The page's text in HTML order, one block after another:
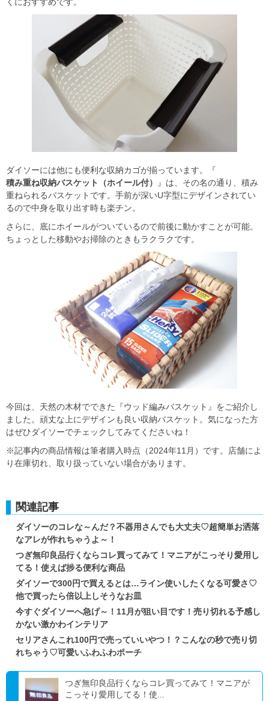
ダイソーには他にも便利な収納カゴが揃っています。『
積み重ね収納バスケット（ホイール付）
』は、その名の通り、積み
重ねられるバスケットです。手前が深いU字型にデザインされてい
るので中身を取り出す時も楽チン。
さらに、底にホイールがついているので前後に動かすことが可能。
ちょっとした移動やお掃除のときもラクラクです。
今回は、天然の木材でできた『ウッド編みバスケット』をご紹介し
ました。頑丈な上にデザインも良い収納バスケット。気になった方
はぜひダイソーでチェックしてみてくださいね！
※記事内の商品情報は筆者購入時点（2024年11月）です。店舗によ
り在庫切れ、取り扱っていない場合があります。
関連記事
ダイソーのコレな～んだ？不器用さんでも大丈夫♡超簡単お洒落
なアレが作れちゃうよ～！
つぎ無印良品行くならコレ買ってみて！マニアがこっそり愛用し
てる！使えば捗る便利な商品
ダイソーで300円で買えるとは…ライン使いしたくなる可愛さ♡
他で買ったら倍以上しそうなお皿
今すぐダイソーへ急げ～！11月が狙い目です！売り切れる予感し
かない激かわインテリア
セリアさんこれ100円で売っていいやつ！？こんなの秒で売り切
れちゃう♡可愛いふわふわポーチ
つぎ無印良品行くならコレ買ってみて！マニアが
こっそり愛用してる！使...